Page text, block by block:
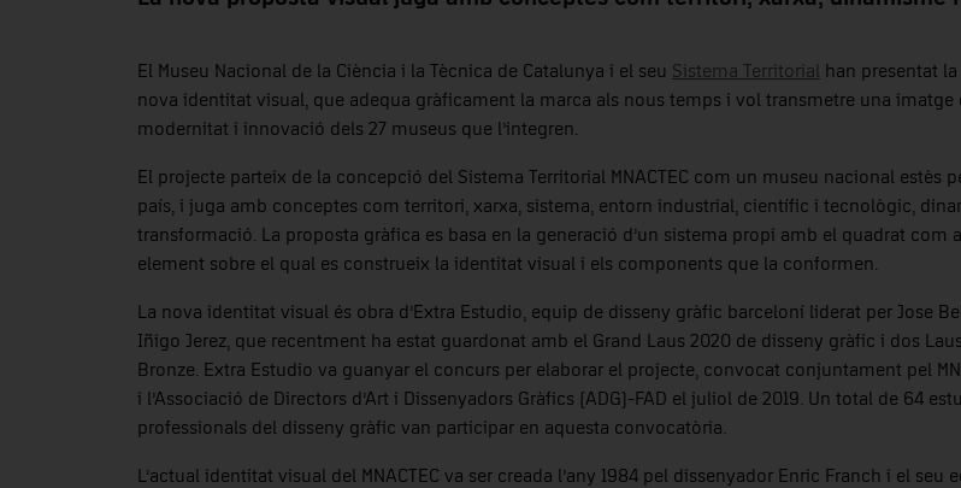
El Museu Nacional de la Ciència i la Tècnica de Catalunya i el seu Sistema Territorial
han presentat la
nova identitat visual, que adequa gràficament la marca als nous temps i vol transmetre una imatge
modernitat i innovació dels 27 museus que l’integren.
El projecte parteix de la concepció del Sistema Territorial MNACTEC com un museu nacional estès
país, i juga amb conceptes com territori, xarxa, sistema, entorn industrial, científic i tecnològic,
transformació. La proposta gràfica es basa en la generació d’un sistema propi amb el quadrat com a
element sobre el qual es construeix la identitat visual i els components que la conformen.
La nova identitat visual és obra d’Extra Estudio, equip de disseny gràfic barceloní liderat per Jose
Iñigo Jerez, que recentment ha estat guardonat amb el Grand Laus 2020 de disseny gràfic i dos Laus
Bronze. Extra Estudio va guanyar el concurs per elaborar el projecte, convocat conjuntament pel
i l’Associació de Directors d’Art i Dissenyadors Gràfics (ADG)-FAD el juliol de 2019. Un total de 64
professionals del disseny gràfic van participar en aquesta convocatòria.
L’actual identitat visual del MNACTEC va ser creada l’any 1984 pel dissenyador Enric Franch i el seu